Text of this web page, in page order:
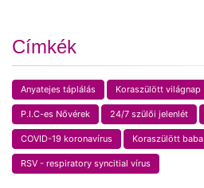
Címkék
Anyatejes táplálás Koraszülött világnap
P.I.C-es Nővérek 24/7 szülői jelenlét
COVID-19 koronavírus Koraszülött baba
RSV - respiratory syncitial vírus